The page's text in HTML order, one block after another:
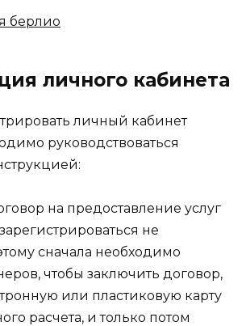
личного кабинета
личный кабинет
руководствоваться
на предоставление услуг
зарегистрироваться не
сначала необходимо
чтобы заключить договор,
или пластиковую карту
расчета, и только потом